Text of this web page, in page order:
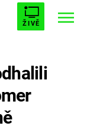
ŽIVĚ